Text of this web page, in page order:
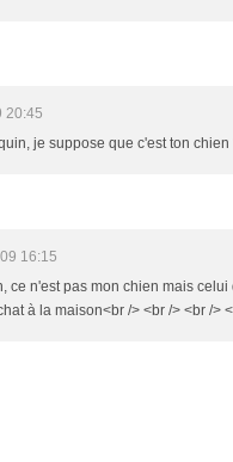
20:45
je suppose que c'est ton chien
16:15
ce n'est pas mon chien mais celui
à la maison<br /> <br /> <br />